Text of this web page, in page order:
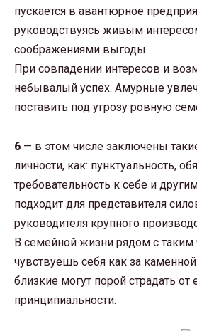
пускается в авантюрное
руководствуясь живым
соображениями выгоды.
При совпадении интересов и
небывалый успех. Амурные
поставить под угрозу ровную
6 — в этом числе заключены
личности, как: пунктуальность,
требовательность к себе и
подходит для представителя
руководителя крупного
В семейной жизни рядом с
чувствуешь себя как за каменной
близкие могут порой страдать от
принципиальности.